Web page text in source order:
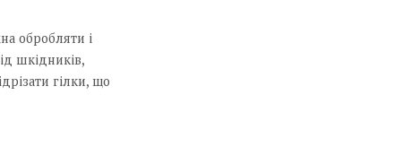
обробляти і
шкідників,
гілки, що